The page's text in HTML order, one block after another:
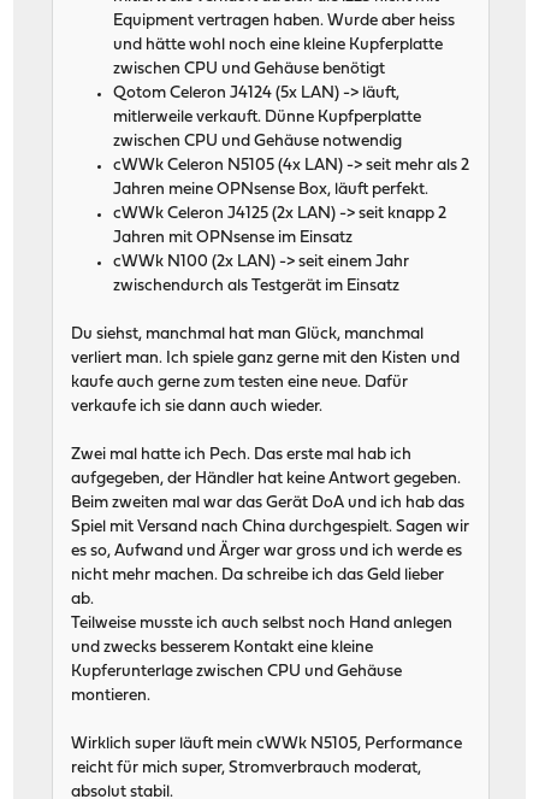
Equipment vertragen haben. Wurde aber heiss
und hätte wohl noch eine kleine Kupferplatte
zwischen CPU und Gehäuse benötigt
Qotom Celeron J4124 (5x LAN) -> läuft,
mitlerweile verkauft. Dünne Kupfperplatte
zwischen CPU und Gehäuse notwendig
cWWk Celeron N5105 (4x LAN) -> seit mehr als 2
Jahren meine OPNsense Box, läuft perfekt.
cWWk Celeron J4125 (2x LAN) -> seit knapp 2
Jahren mit OPNsense im Einsatz
cWWk N100 (2x LAN) -> seit einem Jahr
zwischendurch als Testgerät im Einsatz
Du siehst, manchmal hat man Glück, manchmal
verliert man. Ich spiele ganz gerne mit den Kisten und
kaufe auch gerne zum testen eine neue. Dafür
verkaufe ich sie dann auch wieder.
Zwei mal hatte ich Pech. Das erste mal hab ich
aufgegeben, der Händler hat keine Antwort gegeben.
Beim zweiten mal war das Gerät DoA und ich hab das
Spiel mit Versand nach China durchgespielt. Sagen wir
es so, Aufwand und Ärger war gross und ich werde es
nicht mehr machen. Da schreibe ich das Geld lieber
ab.
Teilweise musste ich auch selbst noch Hand anlegen
und zwecks besserem Kontakt eine kleine
Kupferunterlage zwischen CPU und Gehäuse
montieren.
Wirklich super läuft mein cWWk N5105, Performance
reicht für mich super, Stromverbrauch moderat,
absolut stabil.